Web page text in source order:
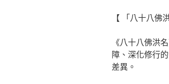
【 「八十八佛
《八十八佛洪
障、深化修行
差異。